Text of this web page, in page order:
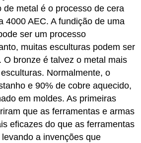
de metal é o processo de cera
4000 AEC. A fundição de uma
ser um processo
muitas esculturas podem ser
O bronze é talvez o metal mais
Normalmente, o
e 90% de cobre aquecido,
em moldes. As primeiras
que as ferramentas e armas
eficazes do que as ferramentas
a invenções que